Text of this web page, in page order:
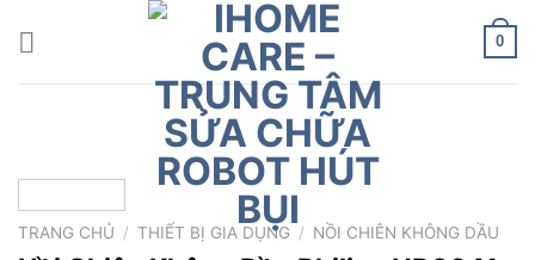
0
TRANG CHỦ / THIẾT BỊ GIA DỤNG / NỒI CHIÊN KHÔNG DẦU